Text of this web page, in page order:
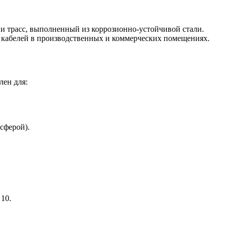
выполненный из коррозионно-устойчивой стали.
в производственных и коммерческих помещениях.
для: